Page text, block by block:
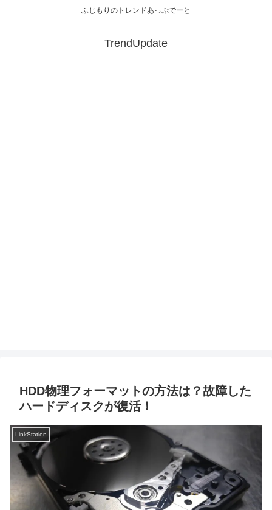
ふじもりのトレンドあっぷでーと
TrendUpdate
HDD物理フォーマットの方法は？故障した
ハードディスクが復活！
LinkStation